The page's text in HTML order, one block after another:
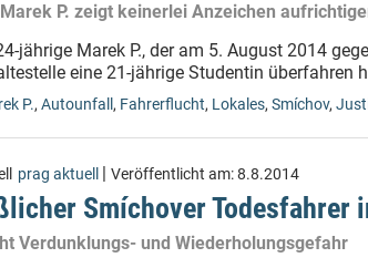
P. zeigt keinerlei Anzeichen
jährige Marek P., der am 5. August 2014
eine 21-jährige Studentin überfahren
P., Autounfall , Fahrerflucht, Lokales, Smíchov,
prag aktuell | Veröffentlicht am:8.8.2014
Smíchover Todesfahrer
Verdunklungs- und Wiederholungsgefahr